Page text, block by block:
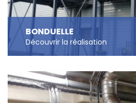
BONDUELLE
Découvrir la réalisation